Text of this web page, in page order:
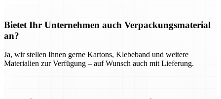
Bietet Ihr Unternehmen auch Verpackungsmaterial
an?
Ja, wir stellen Ihnen gerne Kartons, Klebeband und weitere
Materialien zur Verfügung – auf Wunsch auch mit Lieferung.